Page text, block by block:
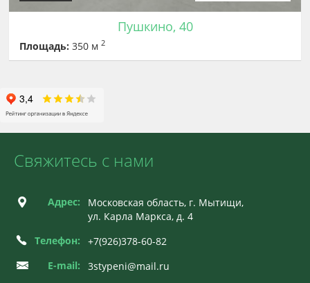
Пушкино, 40
Площадь: 350 м2
Свяжитесь с нами
Адрес:
Московская область, г. Мытищи,
ул. Карла Маркса, д. 4
Телефон:
+7(926)378-60-82
E-mail:
3stypeni@mail.ru